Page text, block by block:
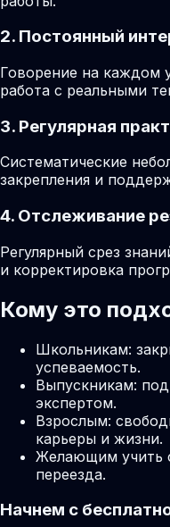
2. Постоянный
Говорение на каждом
работа с реальными
3. Регулярная
Систематические
закрепления и
4. Отслеживание
Регулярный срез
и корректировка
Кому это
Школьникам:
успеваемость.
Выпускникам:
экспертом.
Взрослым:
карьеры и жизни.
Желающим учить
переезда.
Начнем с